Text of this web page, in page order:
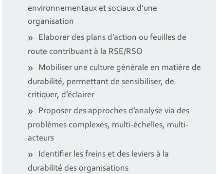
environnementaux et sociaux d’une
organisation
Elaborer des plans d’action ou feuilles de
route contribuant à la RSE/RSO
Mobiliser une culture générale en matière de
durabilité, permettant de sensibiliser, de
critiquer, d’éclairer
Proposer des approches d’analyse via des
problèmes complexes, multi-échelles, multi-
acteurs
Identifier les freins et des leviers à la
durabilité des organisations